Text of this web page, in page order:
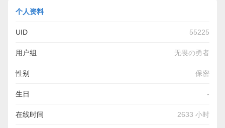
个人资料
UID 55225
用户组 无畏の勇者
性别 保密
生日 -
在线时间 2633 小时